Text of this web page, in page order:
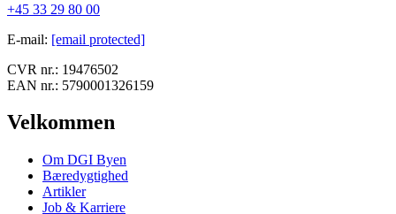
+45 33 29 80 00
E-mail: [email protected]
CVR nr.: 19476502
EAN nr.: 5790001326159
Velkommen
Om DGI Byen
Bæredygtighed
Artikler
Job & Karriere